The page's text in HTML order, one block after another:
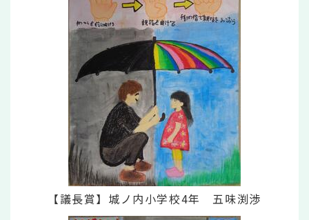
【議長賞】城ノ内小学校4年 五味渕渉